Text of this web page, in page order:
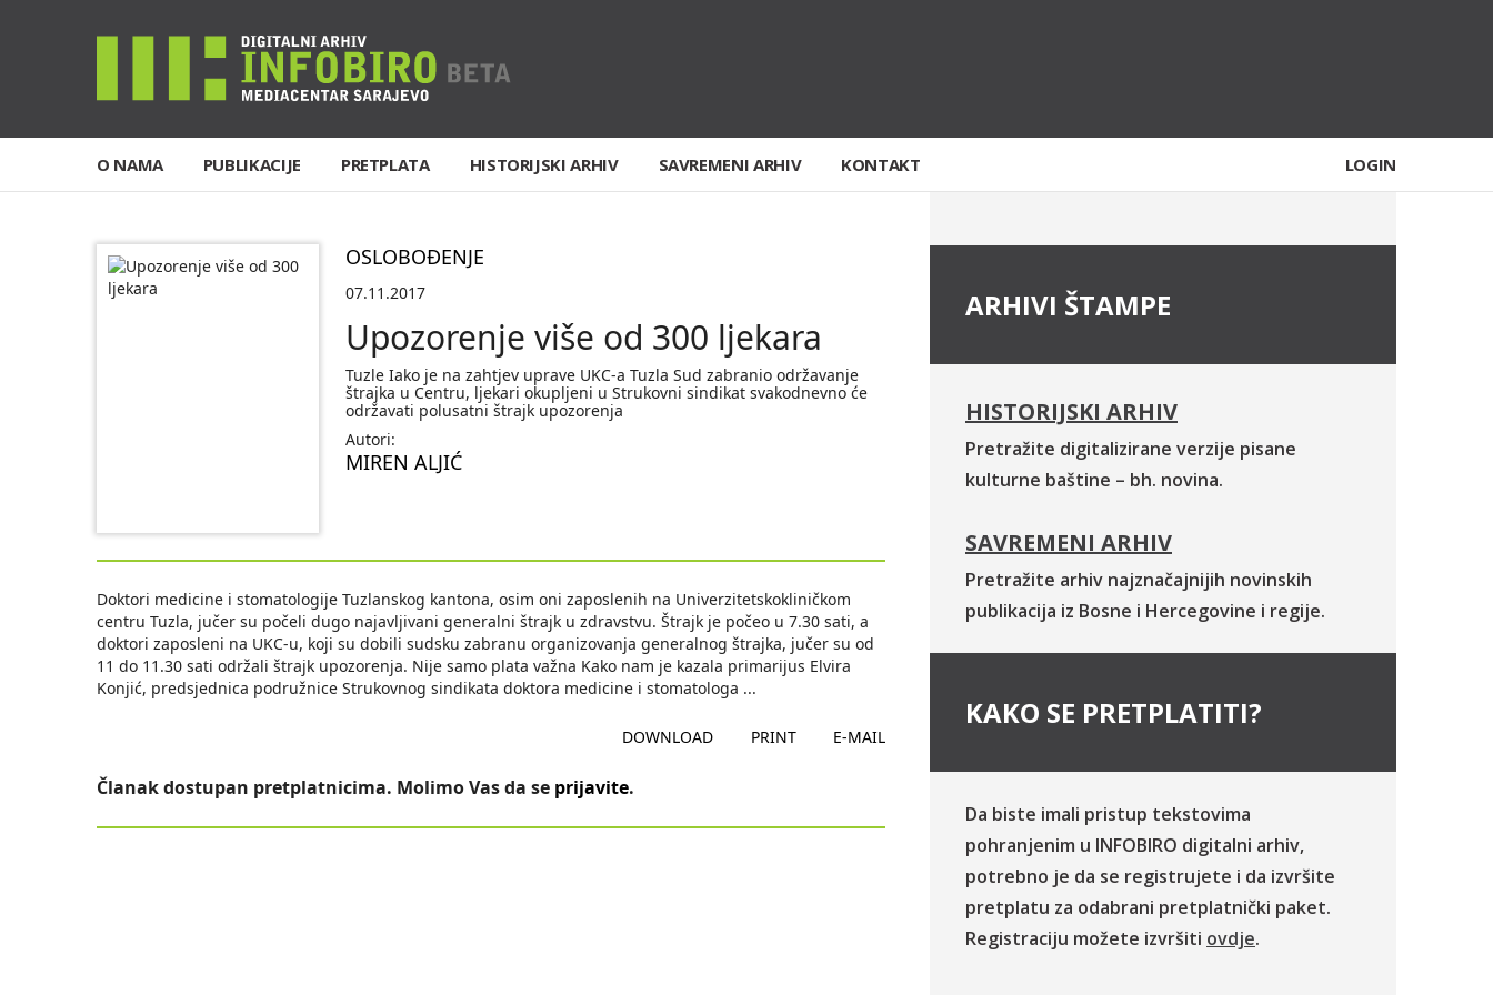
O NAMA PUBLIKACIJE PRETPLATA HISTORIJSKI ARHIV SAVREMENI ARHIV KONTAKT LOGIN
OSLOBOĐENJE
07.11.2017
Upozorenje više od 300 ljekara
Tuzle Iako je na zahtjev uprave UKC-a Tuzla Sud zabranio održavanje
štrajka u Centru, ljekari okupljeni u Strukovni sindikat svakodnevno će
održavati polusatni štrajk upozorenja
Autori:
MIREN ALJIĆ
Doktori medicine i stomatologije Tuzlanskog kantona, osim oni zaposlenih na Univerzitetskokliničkom
centru Tuzla, jučer su počeli dugo najavljivani generalni štrajk u zdravstvu. Štrajk je počeo u 7.30 sati, a
doktori zaposleni na UKC-u, koji su dobili sudsku zabranu organizovanja generalnog štrajka, jučer su od
11 do 11.30 sati održali štrajk upozorenja. Nije samo plata važna Kako nam je kazala primarijus Elvira
Konjić, predsjednica podružnice Strukovnog sindikata doktora medicine i stomatologa ...
DOWNLOAD PRINT E-MAIL
Članak dostupan pretplatnicima. Molimo Vas da se prijavite.
ARHIVI ŠTAMPE
HISTORIJSKI ARHIV
Pretražite digitalizirane verzije pisane
kulturne baštine – bh. novina.
SAVREMENI ARHIV
Pretražite arhiv najznačajnijih novinskih
publikacija iz Bosne i Hercegovine i regije.
KAKO SE PRETPLATITI?
Da biste imali pristup tekstovima
pohranjenim u INFOBIRO digitalni arhiv,
potrebno je da se registrujete i da izvršite
pretplatu za odabrani pretplatnički paket.
Registraciju možete izvršiti ovdje.